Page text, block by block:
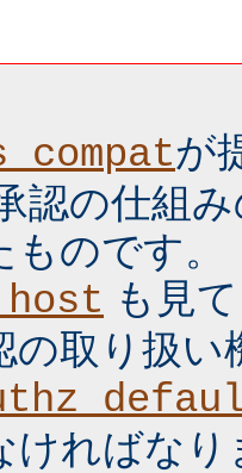
が
認の仕組
のです。
も見
の取り扱
ければなり